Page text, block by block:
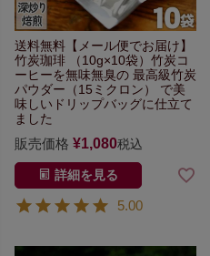
送料無料【メール便でお届け】
竹炭珈琲 （10g×10袋） 竹炭コ
ーヒーを無味無臭の 最高級竹炭
パウダー（15ミクロン）
で美
味しいドリップバッグに仕立て
ました
販売価格 ¥1,080税込
詳細を見る
5.00